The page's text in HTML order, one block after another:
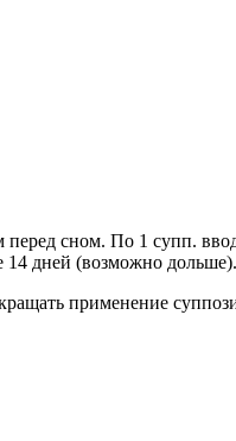
перед сном. По 1 супп.
14 дней (возможно дольше).
применение